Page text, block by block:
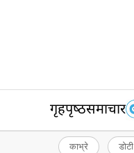
गृहपृष्‍ठसमाचार
काभ्रे डोटी